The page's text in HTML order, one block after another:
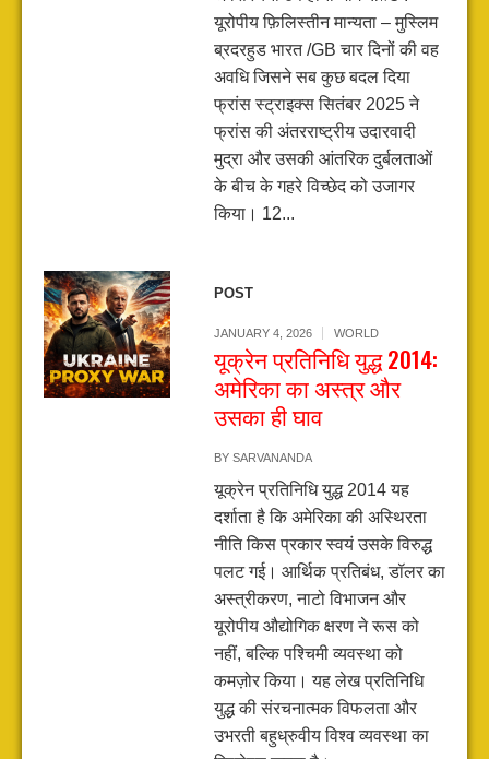
यूरोपीय फ़िलिस्तीन मान्यता – मुस्लिम
ब्रदरहुड भारत /GB चार दिनों की वह
अवधि जिसने सब कुछ बदल दिया
फ्रांस स्ट्राइक्स सितंबर 2025 ने
फ्रांस की अंतरराष्ट्रीय उदारवादी
मुद्रा और उसकी आंतरिक दुर्बलताओं
के बीच के गहरे विच्छेद को उजागर
किया। 12...
POST
JANUARY 4, 2026 WORLD
यूक्रेन प्रतिनिधि युद्ध 2014:
अमेरिका का अस्त्र और
उसका ही घाव
BY SARVANANDA
यूक्रेन प्रतिनिधि युद्ध 2014 यह
दर्शाता है कि अमेरिका की अस्थिरता
नीति किस प्रकार स्वयं उसके विरुद्ध
पलट गई। आर्थिक प्रतिबंध, डॉलर का
अस्त्रीकरण, नाटो विभाजन और
यूरोपीय औद्योगिक क्षरण ने रूस को
नहीं, बल्कि पश्चिमी व्यवस्था को
कमज़ोर किया। यह लेख प्रतिनिधि
युद्ध की संरचनात्मक विफलता और
उभरती बहुध्रुवीय विश्व व्यवस्था का